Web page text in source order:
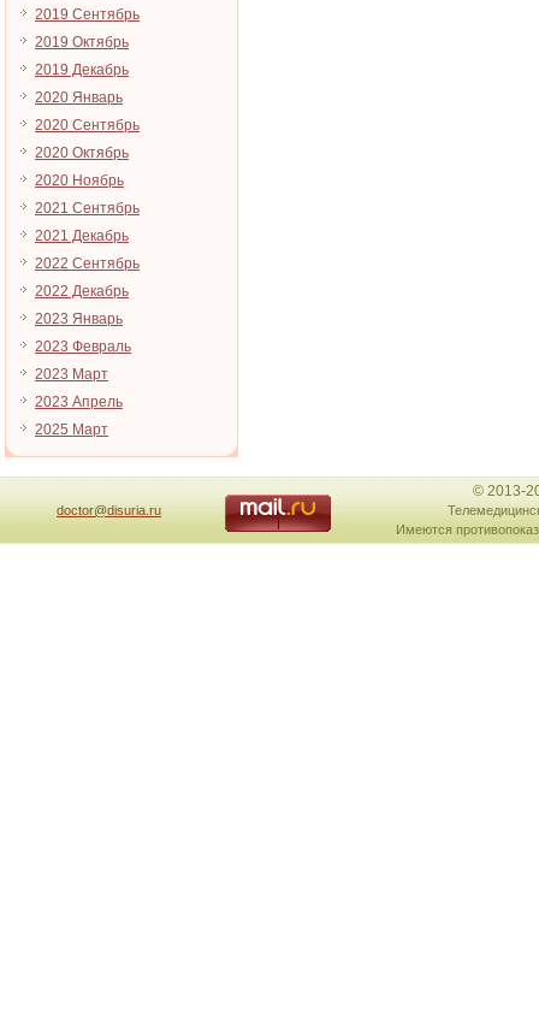
2019 Сентябрь
2019 Октябрь
2019 Декабрь
2020 Январь
2020 Сентябрь
2020 Октябрь
2020 Ноябрь
2021 Сентябрь
2021 Декабрь
2022 Сентябрь
2022 Декабрь
2023 Январь
2023 Февраль
2023 Март
2023 Апрель
2025 Март
doctor@disuria.ru
© 2013-
Имеются